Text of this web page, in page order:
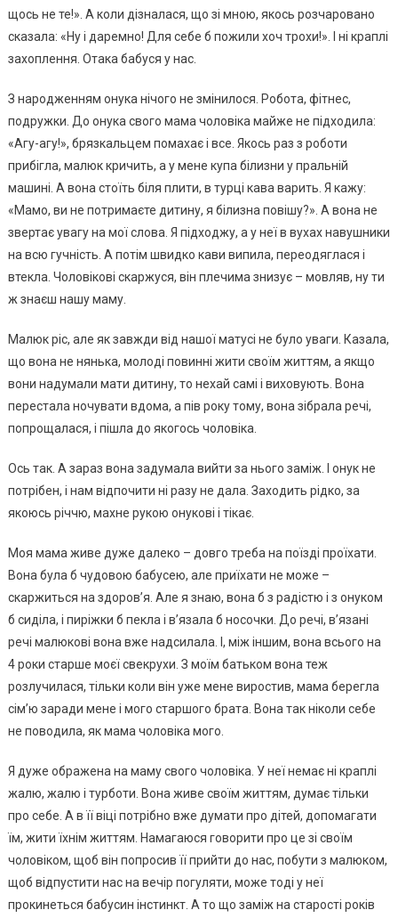
щось не те!». А коли дізналася, що зі мною, якось розчаровано
сказала: «Ну і даремно! Для себе б пожили хоч трохи!». І ні краплі
захоплення. Отака бабуся у нас.
З народженням онука нічого не змінилося. Робота, фітнес,
подружки. До онука свого мама чоловіка майже не підходила:
«Агу-агу!», брязкальцем помахає і все. Якось раз з роботи
прибігла, малюк кричить, а у мене купа білизни у пральній
машині. А вона стоїть біля плити, в турці кава варить. Я кажу:
«Мамо, ви не потримаєте дитину, я білизна повішу?». А вона не
звертає увагу на мої слова. Я підходжу, а у неї в вухах навушники
на всю гучність. А потім швидко кави випила, переодяглася і
втекла. Чоловікові скаржуся, він плечима знизує – мовляв, ну ти
ж знаєш нашу маму.
Малюк ріс, але як завжди від нашої матусі не було уваги. Казала,
що вона не нянька, молоді повинні жити своїм життям, а якщо
вони надумали мати дитину, то нехай самі і виховують. Вона
перестала ночувати вдома, а пів року тому, вона зібрала речі,
попрощалася, і пішла до якогось чоловіка.
Ось так. А зараз вона задумала вийти за нього заміж. І онук не
потрібен, і нам відпочити ні разу не дала. Заходить рідко, за
якоюсь річчю, махне рукою онукові і тікає.
Моя мама живе дуже далеко – довго треба на поїзді проїхати.
Вона була б чудовою бабусею, але приїхати не може –
скаржиться на здоров’я. Але я знаю, вона б з радістю і з онуком
б сиділа, і пиріжки б пекла і в’язала б носочки. До речі, в’язані
речі малюкові вона вже надсилала. І, між іншим, вона всього на
4 роки старше моєї свекрухи. З моїм батьком вона теж
розлучилася, тільки коли він уже мене виростив, мама берегла
сім’ю заради мене і мого старшого брата. Вона так ніколи себе
не поводила, як мама чоловіка мого.
Я дуже ображена на маму свого чоловіка. У неї немає ні краплі
жалю, жалю і турботи. Вона живе своїм життям, думає тільки
про себе. А в її віці потрібно вже думати про дітей, допомагати
їм, жити їхнім життям. Намагаюся говорити про це зі своїм
чоловіком, щоб він попросив її прийти до нас, побути з малюком,
щоб відпустити нас на вечір погуляти, може тоді у неї
прокинеться бабусин інстинкт. А то що заміж на старості років